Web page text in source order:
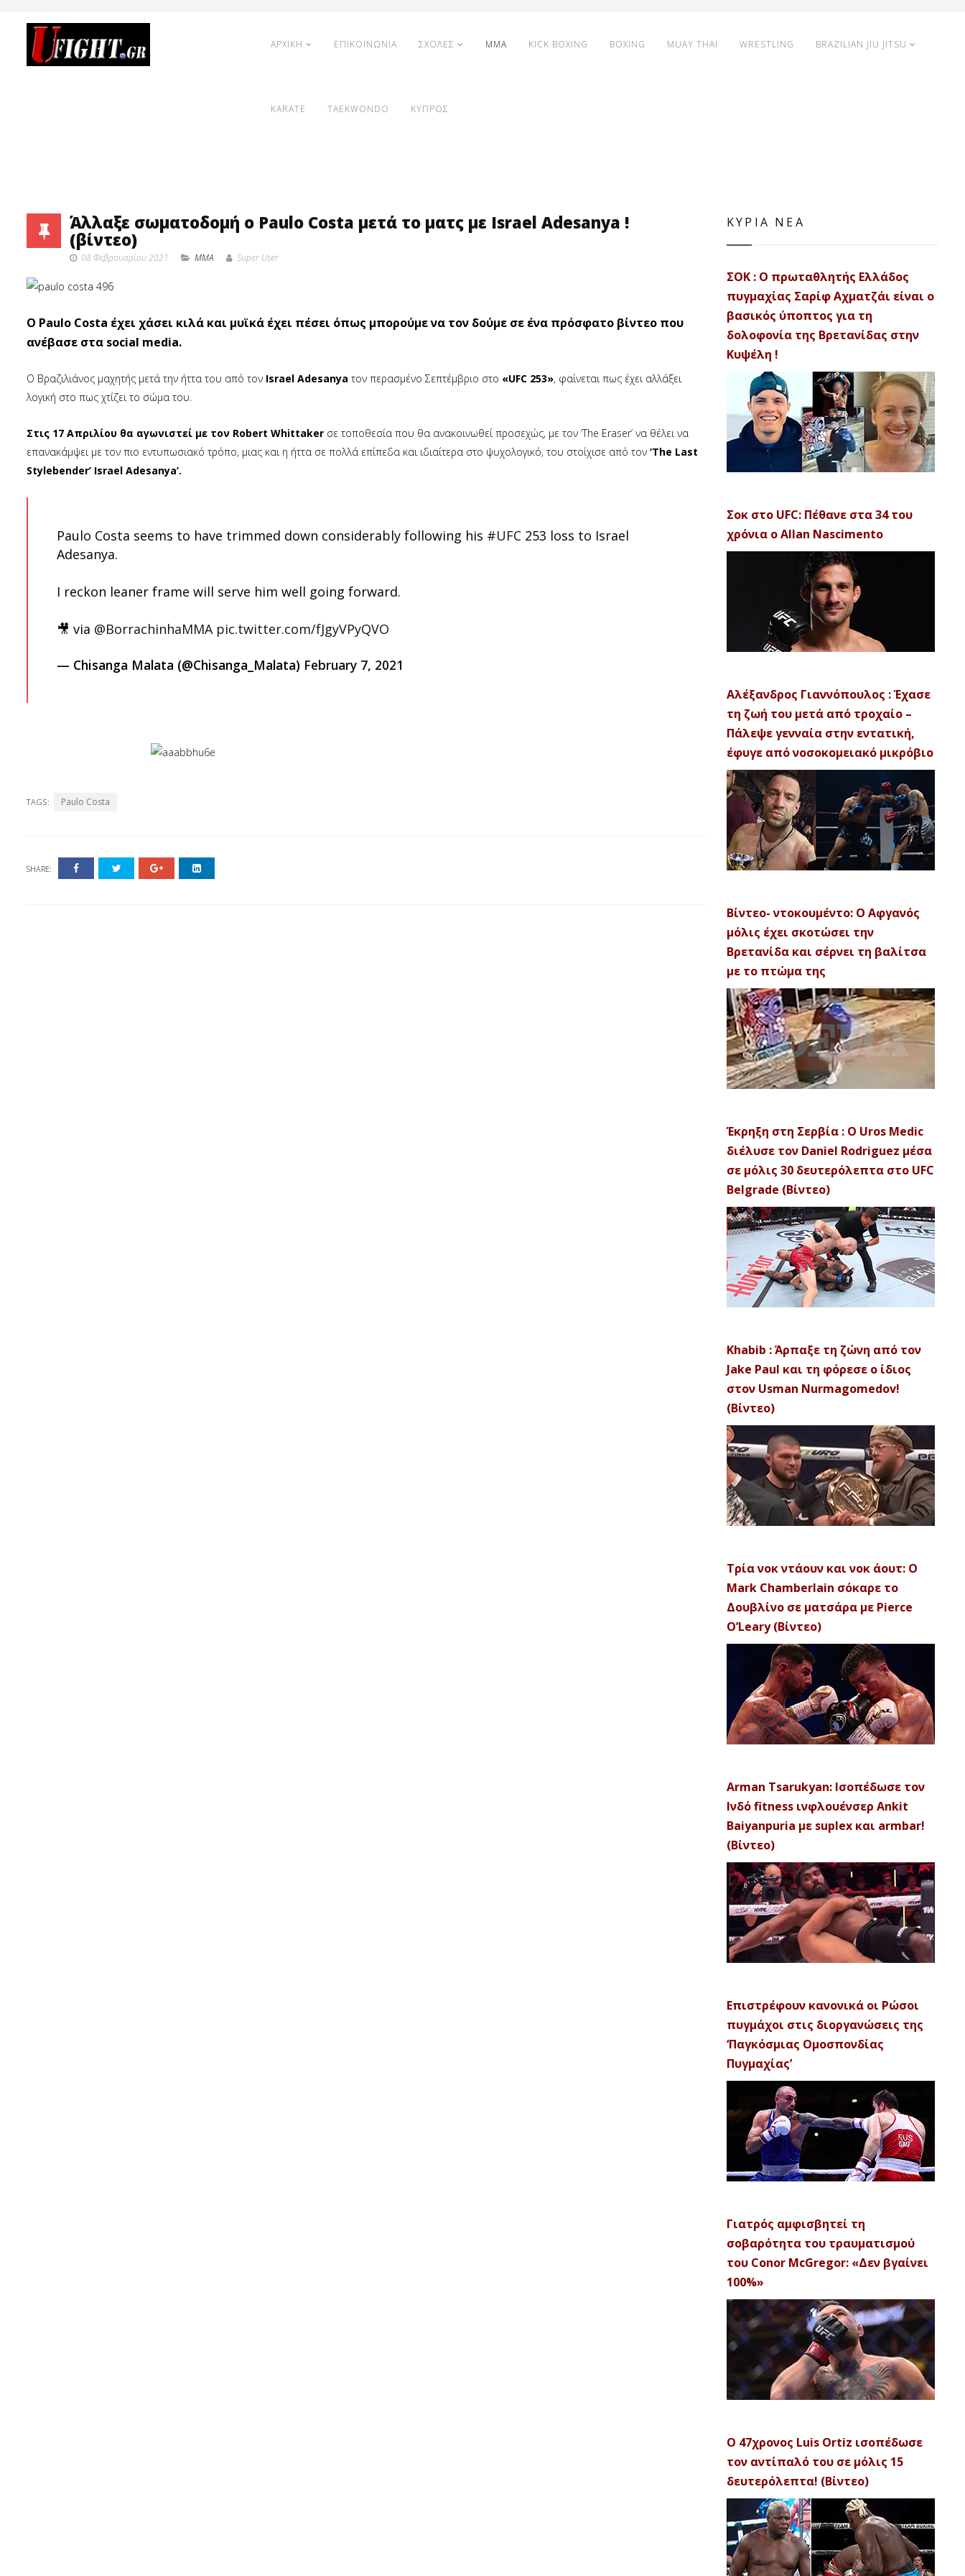
ΑΡΧΙΚΗ ΕΠΙΚΟΙΝΩΝΙΑ ΣΧΟΛΕΣ MMA KICK BOXING BOXING MUAY THAI WRESTLING BRAZILIAN JIU JITSU
KARATE TAEKWONDO ΚΥΠΡΟΣ
Άλλαξε σωματοδομή ο Paulo Costa μετά το ματς με Israel Adesanya !
(βίντεο)
08 Φεβρουαρίου 2021 MMA Super User
O Paulo Costa έχει χάσει κιλά και μυϊκά έχει πέσει όπως μπορούμε να τον δούμε σε ένα πρόσφατο βίντεο που
ανέβασε στα social media.
O Βραζιλιάνος μαχητής μετά την ήττα του από τον Israel Adesanya τον περασμένο Σεπτέμβριο στο «UFC 253», φαίνεται πως έχει αλλάξει
λογική στο πως χτίζει το σώμα του.
Στις 17 Απριλίου θα αγωνιστεί με τον Robert Whittaker σε τοποθεσία που θα ανακοινωθεί προσεχώς, με τον ‘The Eraser’ να θέλει να
επανακάμψει με τον πιο εντυπωσιακό τρόπο, μιας και η ήττα σε πολλά επίπεδα και ιδιαίτερα στο ψυχολογικό, του στοίχισε από τον ‘The Last
Stylebender’ Israel Adesanya’.
Paulo Costa seems to have trimmed down considerably following his #UFC 253 loss to Israel
Adesanya.
I reckon leaner frame will serve him well going forward.
🎥 via @BorrachinhaMMA pic.twitter.com/fJgyVPyQVO
— Chisanga Malata (@Chisanga_Malata) February 7, 2021
TAGS: Paulo Costa
SHARE:
ΚΥΡΙΑ ΝΕΑ
ΣΟΚ : Ο πρωταθλητής Ελλάδος
πυγμαχίας Σαρίφ Αχματζάι είναι ο
βασικός ύποπτος για τη
δολοφονία της Βρετανίδας στην
Κυψέλη !
Σοκ στο UFC: Πέθανε στα 34 του
χρόνια ο Allan Nascimento
Αλέξανδρος Γιαννόπουλος : Έχασε
τη ζωή του μετά από τροχαίο –
Πάλεψε γενναία στην εντατική,
έφυγε από νοσοκομειακό μικρόβιο
Βίντεο- ντοκουμέντο: Ο Αφγανός
μόλις έχει σκοτώσει την
Βρετανίδα και σέρνει τη βαλίτσα
με το πτώμα της
Έκρηξη στη Σερβία : Ο Uros Medic
διέλυσε τον Daniel Rodriguez μέσα
σε μόλις 30 δευτερόλεπτα στο UFC
Belgrade (Βίντεο)
Khabib : Άρπαξε τη ζώνη από τον
Jake Paul και τη φόρεσε ο ίδιος
στον Usman Nurmagomedov!
(Βίντεο)
Τρία νοκ ντάουν και νοκ άουτ: Ο
Mark Chamberlain σόκαρε το
Δουβλίνο σε ματσάρα με Pierce
O’Leary (Βίντεο)
Arman Tsarukyan: Ισοπέδωσε τον
Ινδό fitness ινφλουένσερ Ankit
Baiyanpuria με suplex και armbar!
(Βίντεο)
Επιστρέφουν κανονικά οι Ρώσοι
πυγμάχοι στις διοργανώσεις της
‘Παγκόσμιας Ομοσπονδίας
Πυγμαχίας’
Γιατρός αμφισβητεί τη
σοβαρότητα του τραυματισμού
του Conor McGregor: «Δεν βγαίνει
100%»
Ο 47χρονος Luis Ortiz ισοπέδωσε
τον αντίπαλό του σε μόλις 15
δευτερόλεπτα! (Βίντεο)